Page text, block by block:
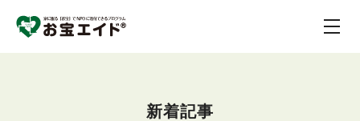
新着記事